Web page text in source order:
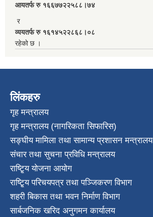
आयतर्फ रु‌ १६६७७२२५८८।७४
र
व्ययतर्फ रु १६१४५२२८६८।०८
रहेको छ ।
लिंकहरु
गृह मन्त्रालय
गृह मन्त्रालय (नागरिकता सिफारिस)
सङ्घीय मामिला तथा सामान्य प्रशासन मन्त्रालय
संचार तथा सुचना प्रविधि मन्त्रालय
राष्टि्ृय योजना आयोग
राष्टि्ृय परिचयपत्र तथा पञ्जिकरण विभाग
शहरी बिकास तथा भवन निर्माण विभाग
सार्बजनिक खरिद अनुगमन कार्यालय